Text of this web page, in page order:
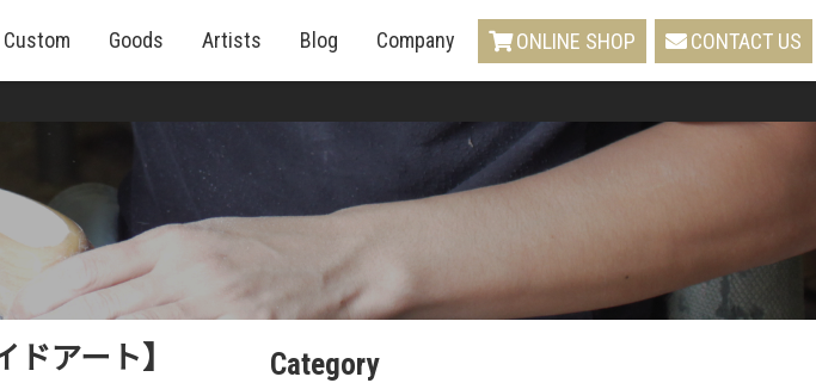
Custom Goods Artists Blog Company ONLINE SHOP CONTACT US
アート】 Category